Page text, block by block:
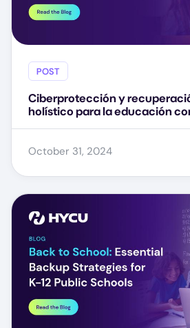
POST
Ciberprotección y
holístico para la educación
October 31, 2024